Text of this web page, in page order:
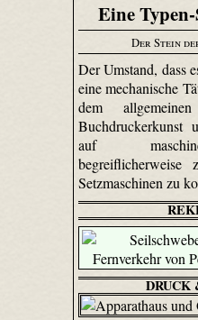
Eine
Der Stein
Der Umstand, dass
eine mechanische
dem
Buchdruckerkunst
auf
Setzmaschinen zu
DRUCK